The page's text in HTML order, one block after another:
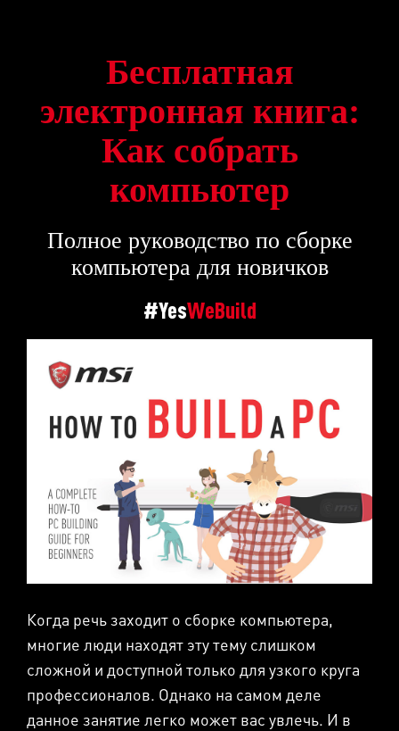
Бесплатная
электронная книга:
Как собрать
компьютер
Полное руководство по сборке
компьютера для новичков
#YesWeBuild
Когда речь заходит о сборке компьютера,
многие люди находят эту тему слишком
сложной и доступной только для узкого круга
профессионалов. Однако на самом деле
данное занятие легко может вас увлечь. И в